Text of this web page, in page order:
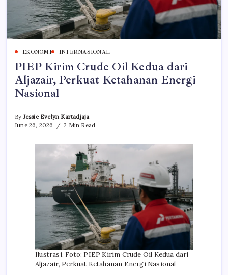
EKONOMI INTERNASIONAL
PIEP Kirim Crude Oil Kedua dari
Aljazair, Perkuat Ketahanan Energi
Nasional
By Jessie Evelyn Kartadjaja
June 26, 2026
2 Min Read
Ilustrasi. Foto: PIEP Kirim Crude Oil Kedua dari
Aljazair, Perkuat Ketahanan Energi Nasional